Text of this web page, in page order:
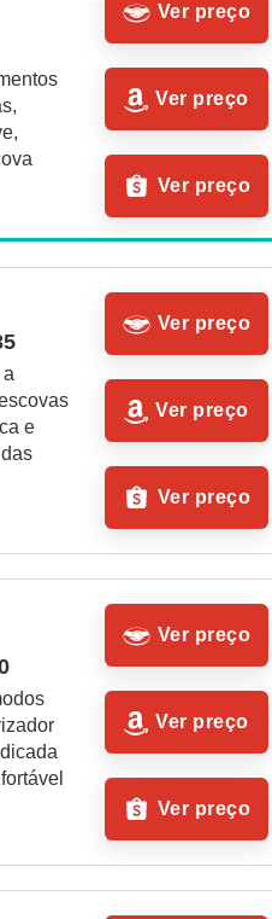
Ver preço
Ver preço
Ver preço
e
Ver preço
Ver preço
Ver preço
Ver preço
Ver preço
Ver preço